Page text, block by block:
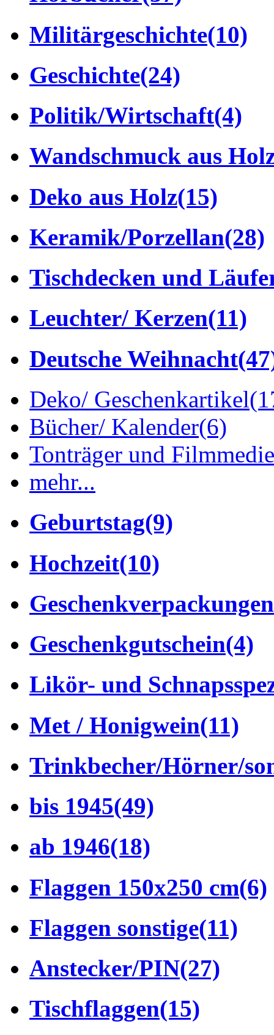
Militärgeschichte(10)
Geschichte(24)
Politik/Wirtschaft(4)
Wandschmuck aus
Deko aus Holz(15)
Keramik/Porzellan(28)
Tischdecken und
Leuchter/ Kerzen(11)
Deutsche Weihnacht
Deko/ Geschenkartikel
Bücher/ Kalender(6)
Tonträger und
mehr...
Geburtstag(9)
Hochzeit(10)
Geschenkverpackungen
Geschenkgutschein(4)
Likör- und
Met / Honigwein(11)
Trinkbecher/Hörner/
bis 1945(49)
ab 1946(18)
Flaggen 150x250 cm(6)
Flaggen sonstige(11)
Anstecker/PIN(27)
Tischflaggen(15)